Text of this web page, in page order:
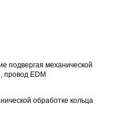
подвергая механической
провод EDM
обработке кольца